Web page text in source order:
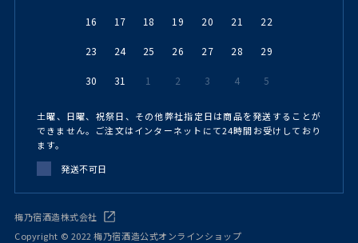
16 17 18 19 20 21 22
23 24 25 26 27 28 29
30 31 1 2 3 4 5
土曜、日曜、祝祭日、その他弊社指定日は商品を発送することが
できません。ご注文はインターネットにて24時間お受けしており
ます。
発送不可日
梅乃宿酒造株式会社
Copyright © 2022 梅乃宿酒造公式オンラインショップ